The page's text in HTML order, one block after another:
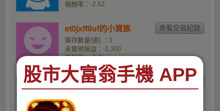
報酬率： -2.52
et0jxff8uf的小資族
庫存數量(張) ：1
未實現損益： -1,300
報酬率：-3.71
15jgdyh7ji的小資族
未實現損益：
股市大富翁手機 APP